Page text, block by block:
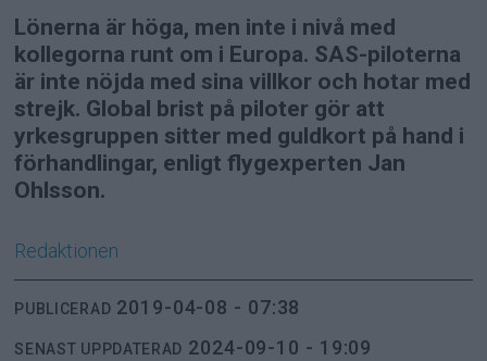
Lönerna är höga, men inte i nivå med
kollegorna runt om i Europa. SAS-piloterna
är inte nöjda med sina villkor och hotar med
strejk. Global brist på piloter gör att
yrkesgruppen sitter med guldkort på hand i
förhandlingar, enligt flygexperten Jan
Ohlsson.
Redaktionen
PUBLICERAD 2019-04-08 - 07:38
SENAST UPPDATERAD 2024-09-10 - 19:09